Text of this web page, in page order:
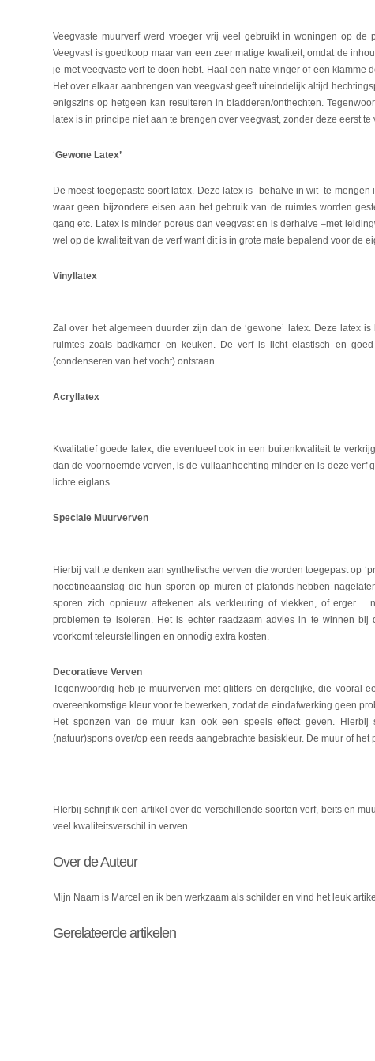
Veegvaste muurverf werd vroeger vrij veel gebruikt in woningen op
Veegvast is goedkoop maar van een zeer matige kwaliteit, omdat de
je met veegvaste verf te doen hebt. Haal een natte vinger of een
Het over elkaar aanbrengen van veegvast geeft uiteindelijk altijd
enigszins op hetgeen kan resulteren in bladderen/onthechten.
latex is in principe niet aan te brengen over veegvast, zonder deze eerst
‘Gewone Latex’
De meest toegepaste soort latex. Deze latex is -behalve in wit- te
waar geen bijzondere eisen aan het gebruik van de ruimtes worden
gang etc. Latex is minder poreus dan veegvast en is derhalve –met
wel op de kwaliteit van de verf want dit is in grote mate bepalend voor de
Vinyllatex
Zal over het algemeen duurder zijn dan de ‘gewone’ latex. Deze latex
ruimtes zoals badkamer en keuken. De verf is licht elastisch en
(condenseren van het vocht) ontstaan.
Acryllatex
Kwalitatief goede latex, die eventueel ook in een buitenkwaliteit te
dan de voornoemde verven, is de vuilaanhechting minder en is deze
lichte eiglans.
Speciale Muurverven
Hierbij valt te denken aan synthetische verven die worden toegepast op
nocotineaanslag die hun sporen op muren of plafonds hebben
sporen zich opnieuw aftekenen als verkleuring of vlekken, of
problemen te isoleren. Het is echter raadzaam advies in te winnen
voorkomt teleurstellingen en onnodig extra kosten.
Decoratieve Verven
Tegenwoordig heb je muurverven met glitters en dergelijke, die vooral
overeenkomstige kleur voor te bewerken, zodat de eindafwerking geen
Het sponzen van de muur kan ook een speels effect geven.
(natuur)spons over/op een reeds aangebrachte basiskleur. De muur of
HIerbij schrijf ik een artikel over de verschillende soorten verf, beits en
veel kwaliteitsverschil in verven.
Over de Auteur
Mijn Naam is Marcel en ik ben werkzaam als schilder en vind het leuk
Gerelateerde artikelen